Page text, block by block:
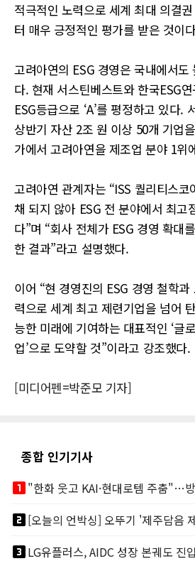
적극적인 노력으로 세계 최대 의결
터 매우 긍정적인 평가를 받은 것이
고려아연의 ESG 경영은 국내에서도
다. 현재 서스틴베스트와 한국ESG
ESG등급으로 ‘A’를 평정하고 있다.
상반기 자산 2조 원 이상 50개 기업
가에서 고려아연을 제조업 분야 1위
고려아연 관계자는 “ISS 퀄리티스
채 되지 않아 ESG 전 분야에서 최고
다”며 “회사 전체가 ESG 경영 확대
한 결과”라고 설명했다.
이어 “현 경영진의 ESG 경영 철학
력으로 세계 최고 제련기업을 넘어
능한 미래에 기여하는 대표적인 ‘글
업’으로 도약할 것”이라고 강조했다.
[미디어펜=박준모 기자]
종합 인기기사
looks_one"한화 웃고 KAI·현대로템 주춤"…
looks_two
looks_3